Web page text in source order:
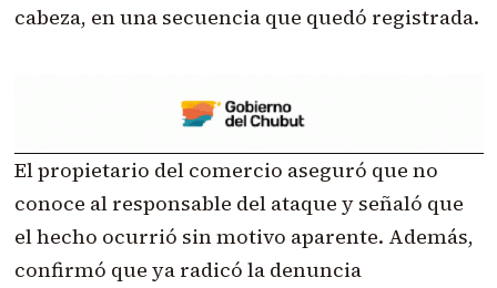
cabeza, en una secuencia que quedó registrada.
El propietario del comercio aseguró que no
conoce al responsable del ataque y señaló que
el hecho ocurrió sin motivo aparente. Además,
confirmó que ya radicó la denuncia